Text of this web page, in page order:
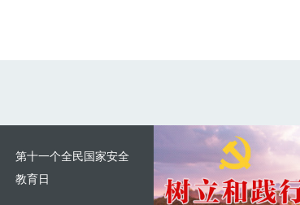
第十一个全民国家安全
教育日